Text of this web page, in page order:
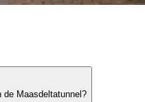
de Maasdeltatunnel?